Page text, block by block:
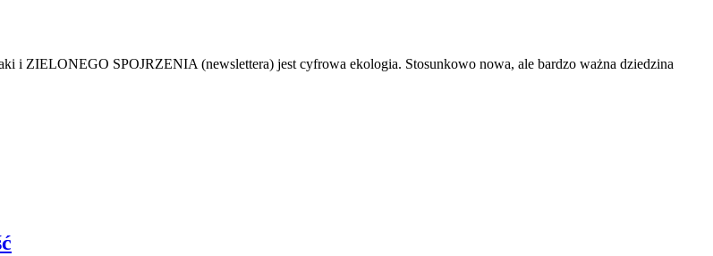
ZIELONEGO SPOJRZENIA (newslettera) jest cyfrowa ekologia. Stosunkowo nowa, ale bardzo ważna dziedzina